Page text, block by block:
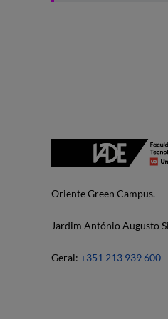
Oriente Green Campus.
Jardim António Augusto
Geral: +351 213 939 600